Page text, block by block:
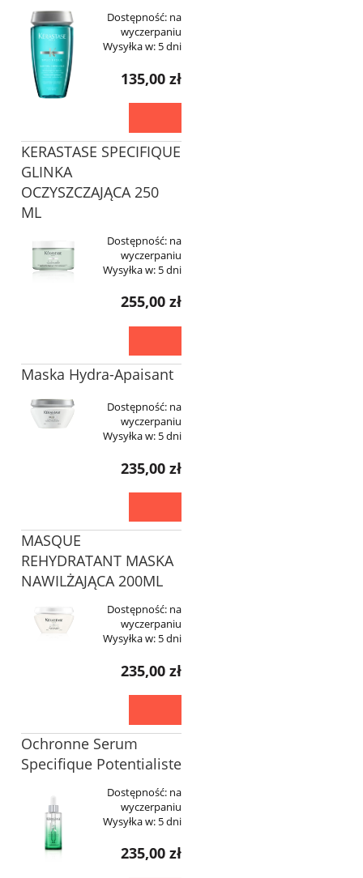
Dostępność: na
wyczerpaniu
Wysyłka w: 5 dni
135,00 zł
KERASTASE SPECIFIQUE
GLINKA
OCZYSZCZAJĄCA 250
ML
Dostępność: na
wyczerpaniu
Wysyłka w: 5 dni
255,00 zł
Maska Hydra-Apaisant
Dostępność: na
wyczerpaniu
Wysyłka w: 5 dni
235,00 zł
MASQUE
REHYDRATANT MASKA
NAWILŻAJĄCA 200ML
Dostępność: na
wyczerpaniu
Wysyłka w: 5 dni
235,00 zł
Ochronne Serum
Specifique Potentialiste
Dostępność: na
wyczerpaniu
Wysyłka w: 5 dni
235,00 zł